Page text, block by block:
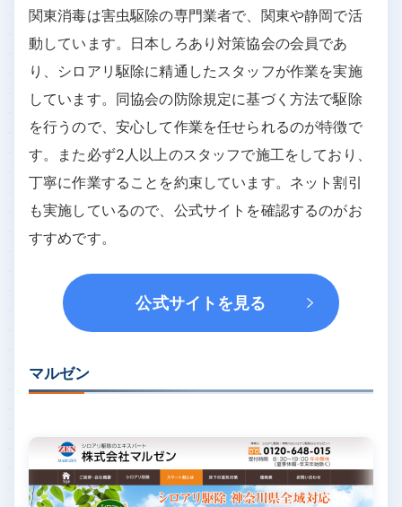
関東消毒は害虫駆除の専門業者で、関東や静岡で活
動しています。日本しろあり対策協会の会員であ
り、シロアリ駆除に精通したスタッフが作業を実施
しています。同協会の防除規定に基づく方法で駆除
を行うので、安心して作業を任せられるのが特徴で
す。また必ず2人以上のスタッフで施工をしており、
丁寧に作業することを約束しています。ネット割引
も実施しているので、公式サイトを確認するのがお
すすめです。
公式サイトを見る
マルゼン